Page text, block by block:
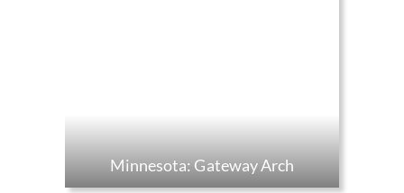
Minnesota: Gateway Arch